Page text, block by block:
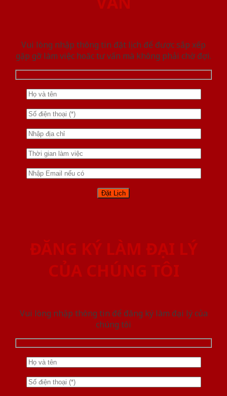
Vui lòng nhập thông tin đặt lịch để được sắp xếp
gặp gỡ làm việc hoăc tư vấn mà không phải chờ đợi.
ĐĂNG KÝ LÀM ĐẠI LÝ
CỦA CHÚNG TÔI
Vui lòng nhập thông tin để đăng ký làm đại lý của
chúng tôi